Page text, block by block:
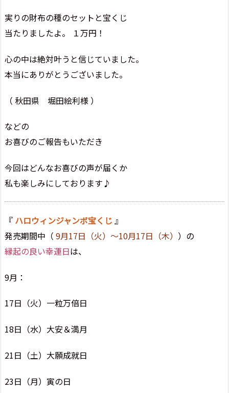
実りの財布の種のセットと宝くじ
当たりましたよ。 １万円！
心の中は絶対叶うと信じていました。
本当にありがとうございました。
（ 秋田県 堀田絵利様 ）
などの
お喜びのご報告もいただき
今回はどんなお喜びの声が届くか
私も楽しみにしております♪
『 ハロウィンジャンボ宝くじ 』
発売期間中（ 9月17日（火）～10月17日（木） ）の
縁起の良い幸運日は、
9月：
17日（火）一粒万倍日
18日（水）大安＆満月
21日（土）大願成就日
23日（月）寅の日